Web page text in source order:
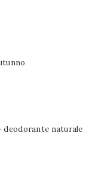
deodorante naturale